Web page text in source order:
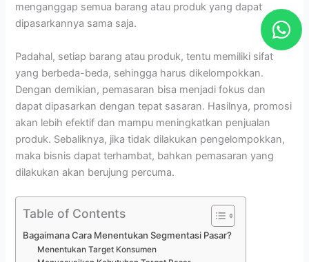
menganggap semua barang atau produk yang dapat
dipasarkannya sama saja.
Padahal, setiap barang atau produk, tentu memiliki sifat
yang berbeda-beda, sehingga harus dikelompokkan.
Dengan demikian, pemasaran bisa menjadi fokus dan
dapat dipasarkan dengan tepat sasaran. Hasilnya, promosi
akan lebih efektif dan mampu meningkatkan penjualan
produk. Sebaliknya, jika tidak dilakukan pengelompokkan,
maka bisnis dapat terhambat, bahkan pemasaran yang
dilakukan akan berujung percuma.
Table of Contents
Bagaimana Cara Menentukan Segmentasi Pasar?
Menentukan Target Konsumen
W
h
s
p